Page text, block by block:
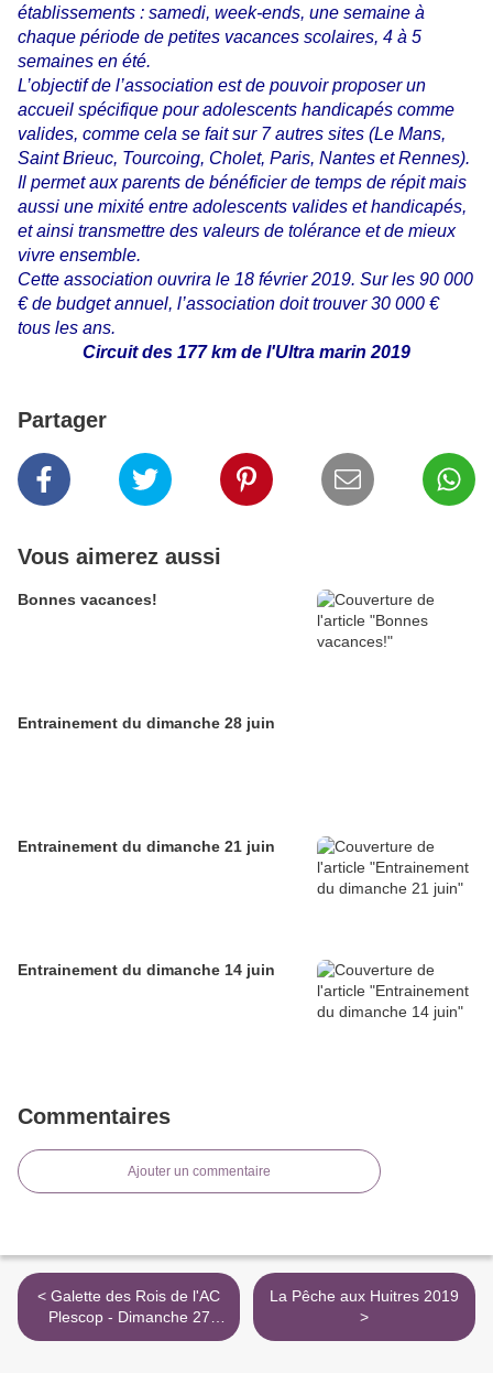
établissements : samedi, week-ends, une semaine à
chaque période de petites vacances scolaires, 4 à 5
semaines en été.
L’objectif de l’association est de pouvoir proposer un
accueil spécifique pour adolescents handicapés comme
valides, comme cela se fait sur 7 autres sites (Le Mans,
Saint Brieuc, Tourcoing, Cholet, Paris, Nantes et Rennes).
Il permet aux parents de bénéficier de temps de répit mais
aussi une mixité entre adolescents valides et handicapés,
et ainsi transmettre des valeurs de tolérance et de mieux
vivre ensemble.
Cette association ouvrira le 18 février 2019. Sur les 90 000
€ de budget annuel, l’association doit trouver 30 000 €
tous les ans.
Circuit des 177 km de l'Ultra marin 2019
Partager
Vous aimerez aussi
Bonnes vacances!
Entrainement du dimanche 28 juin
Entrainement du dimanche 21 juin
Entrainement du dimanche 14 juin
Commentaires
Ajouter un commentaire
< Galette des Rois de l'AC
Plescop - Dimanche 27
janvier 2019...
La Pêche aux Huitres 2019
>